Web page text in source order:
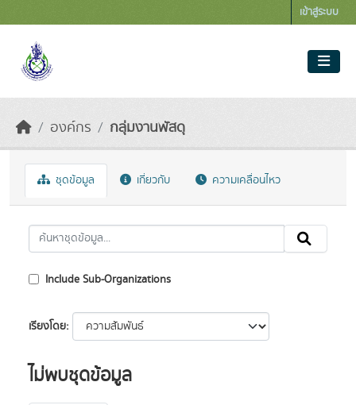
เข้าสู่ระบบ
องค์กร กลุ่มงานพัสดุ
ชุดข้อมูล เกี่ยวกับ ความเคลื่อนไหว
Include Sub-Organizations
เรียงโดย
ไม่พบชุดข้อมูล